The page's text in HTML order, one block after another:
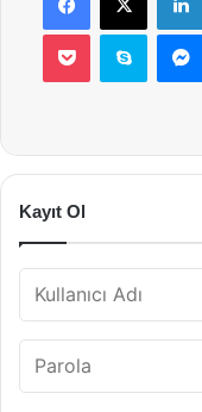
Pocket Skype
Kayıt Ol